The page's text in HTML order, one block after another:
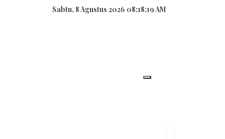
Sabtu, 8 Agustus 2026 08:18:19 AM